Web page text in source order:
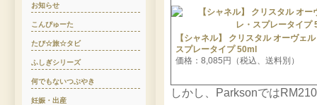
【シャネル】 クリスタル オーヴェ
スプレータイプ 50ml
価格：8,085円（税込、送料別）
しかし、Parksonでは
お知らせ
こんぴゅーた
たび☆旅☆タビ
ふしぎシリーズ
何でもないつぶやき
妊娠・出産